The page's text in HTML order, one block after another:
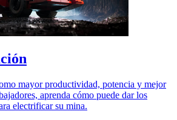
mayor productividad, potencia y mejor
aprenda cómo puede dar los
electrificar su mina.